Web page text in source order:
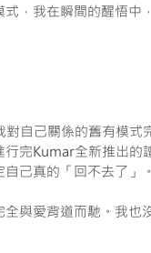
，我在瞬間的醒悟中
自己關係的舊有模式
行完Kumar全新推出
己真的「回不去了」。
與愛背道而馳。我也